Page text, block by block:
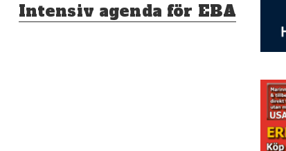
Nästa
inlägg:
Intensiv agenda för EBA